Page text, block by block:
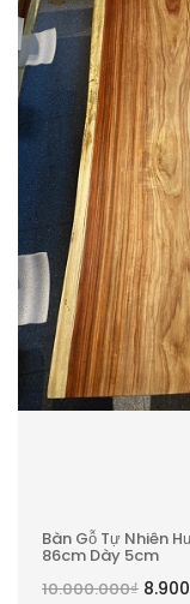
Bàn Gỗ Tự Nhiên
86cm Dày 5cm
10.000.000₫